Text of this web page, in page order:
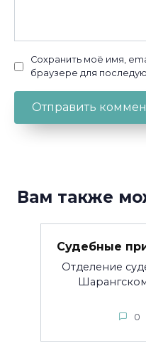
Сохранить моё имя,
браузере для
Вам также
Судебные
Отделение
0